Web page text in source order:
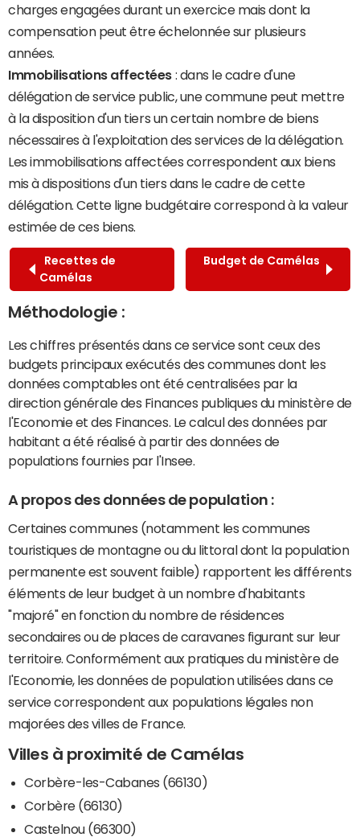
charges engagées durant un exercice mais dont la
compensation peut être échelonnée sur plusieurs
années.
Immobilisations affectées : dans le cadre d'une
délégation de service public, une commune peut mettre
à la disposition d'un tiers un certain nombre de biens
nécessaires à l'exploitation des services de la délégation.
Les immobilisations affectées correspondent aux biens
mis à dispositions d'un tiers dans le cadre de cette
délégation. Cette ligne budgétaire correspond à la valeur
estimée de ces biens.
Recettes de
Camélas
Budget de Camélas
Méthodologie :
Les chiffres présentés dans ce service sont ceux des
budgets principaux exécutés des communes dont les
données comptables ont été centralisées par la
direction générale des Finances publiques du ministère de
l'Economie et des Finances. Le calcul des données par
habitant a été réalisé à partir des données de
populations fournies par l'Insee.
A propos des données de population :
Certaines communes (notamment les communes
touristiques de montagne ou du littoral dont la population
permanente est souvent faible) rapportent les différents
éléments de leur budget à un nombre d'habitants
"majoré" en fonction du nombre de résidences
secondaires ou de places de caravanes figurant sur leur
territoire. Conformément aux pratiques du ministère de
l'Economie, les données de population utilisées dans ce
service correspondent aux populations légales non
majorées des villes de France.
Villes à proximité de Camélas
Corbère-les-Cabanes (66130)
Corbère (66130)
Castelnou (66300)